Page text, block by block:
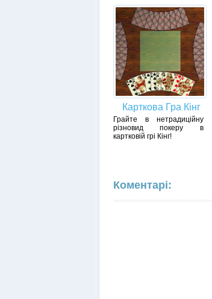
Карткова Гра Кінг
Грайте в нетрадиційну
різновид покеру в
картковій грі Кінг!
Коментарі: